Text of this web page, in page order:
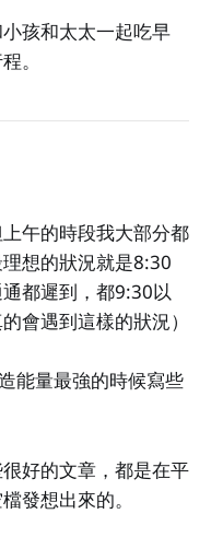
孩和太太一起吃早
。
午的時段我大部分都
想的狀況就是8:30
都遲到，都9:30以
會遇到這樣的狀況）
能量最強的時候寫些
好的文章，都是在平
發想出來的。